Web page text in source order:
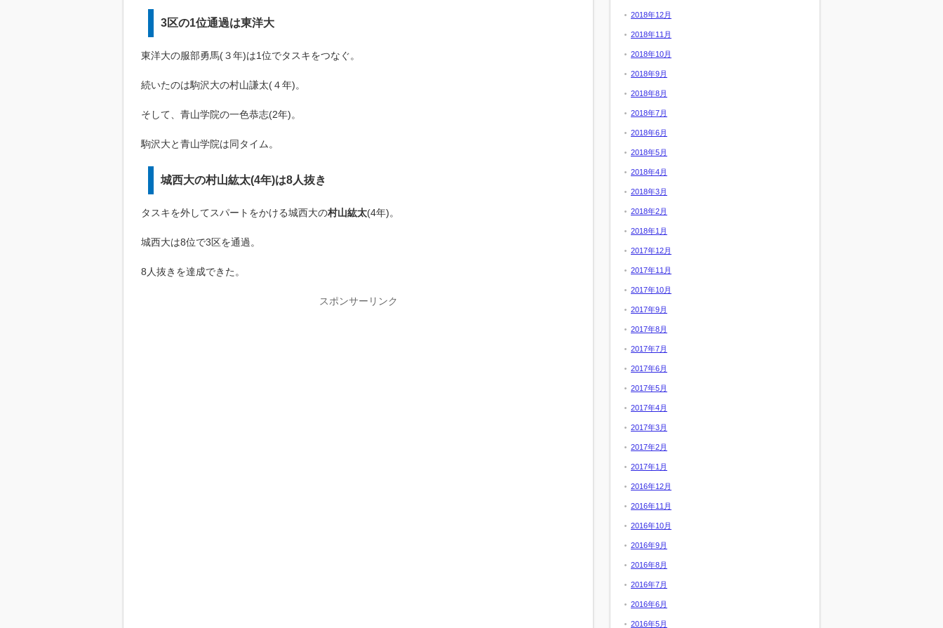
3区の1位通過は東洋大
東洋大の服部勇馬(３年)は1位でタスキをつなぐ。
続いたのは駒沢大の村山謙太(４年)。
そして、青山学院の一色恭志(2年)。
駒沢大と青山学院は同タイム。
城西大の村山紘太(4年)は8人抜き
タスキを外してスパートをかける城西大の村山紘太(4年)。
城西大は8位で3区を通過。
8人抜きを達成できた。
スポンサーリンク
2018年12月
2018年11月
2018年10月
2018年9月
2018年8月
2018年7月
2018年6月
2018年5月
2018年4月
2018年3月
2018年2月
2018年1月
2017年12月
2017年11月
2017年10月
2017年9月
2017年8月
2017年7月
2017年6月
2017年5月
2017年4月
2017年3月
2017年2月
2017年1月
2016年12月
2016年11月
2016年10月
2016年9月
2016年8月
2016年7月
2016年6月
2016年5月